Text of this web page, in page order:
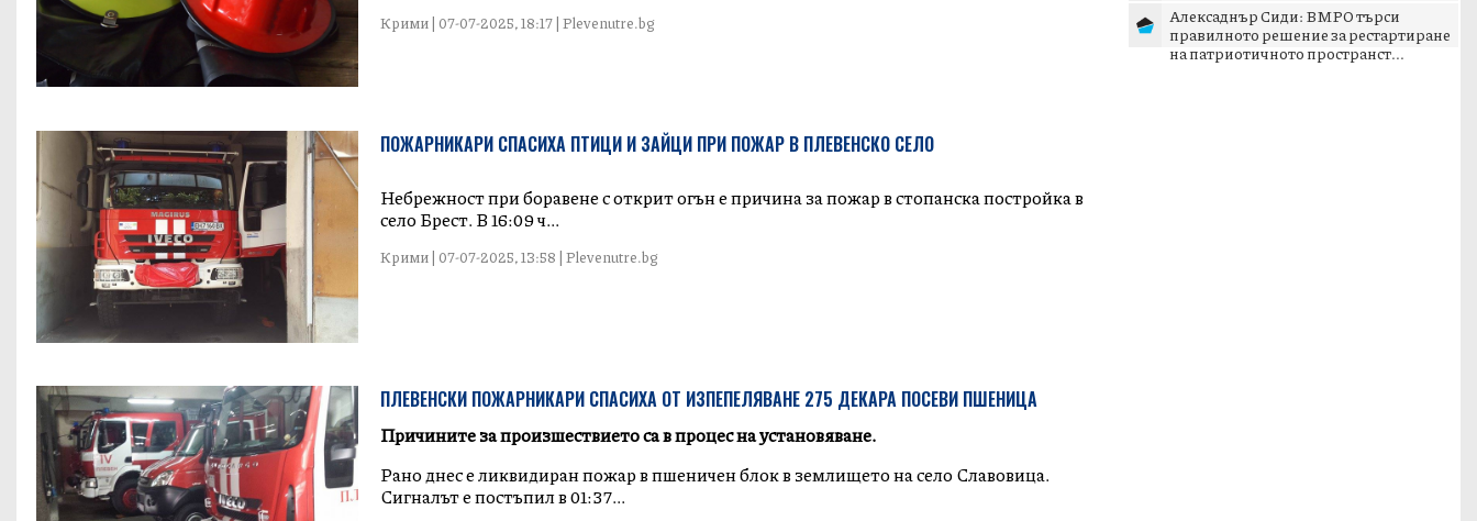
Крими | 07-07-2025, 18:17 | Plevenutre.bg
ПОЖАРНИКАРИ СПАСИХА ПТИЦИ И ЗАЙЦИ ПРИ ПОЖАР В ПЛЕВЕНСКО СЕЛО
Небрежност при боравене с открит огън е причина за пожар в стопанска постройка в
село Брест. В 16:09 ч...
Крими | 07-07-2025, 13:58 | Plevenutre.bg
ПЛЕВЕНСКИ ПОЖАРНИКАРИ СПАСИХА ОТ ИЗПЕПЕЛЯВАНЕ 275 ДЕКАРА ПОСЕВИ ПШЕНИЦА
Причините за произшествието са в процес на установяване.
Рано днес е ликвидиран пожар в пшеничен блок в землището на село Славовица.
Сигналът е постъпил в 01:37...
Алексаднър Сиди: ВМРО търси
правилното решение за рестартиране
на патриотичното пространст...